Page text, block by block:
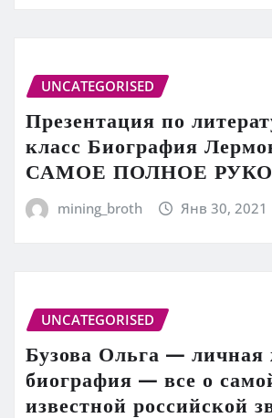
UNCATEGORISED
Презентация по
класс Биография
САМОЕ ПОЛНОЕ
mining_broth Янв 30, 2021
UNCATEGORISED
Бузова Ольга — личная
биография — все о
известной российской